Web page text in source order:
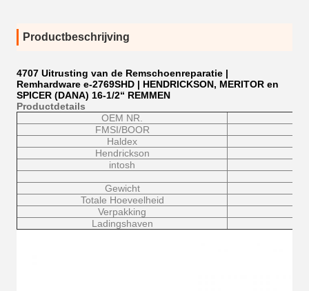
Productbeschrijving
4707 Uitrusting van de Remschoenreparatie |
Remhardware e-2769SHD | HENDRICKSON, MERITOR en
SPICER (DANA) 16-1/2“ REMMEN
Productdetails
OEM NR.
FMSI/BOOR
Haldex
Hendrickson
intosh
Gewicht
Totale Hoeveelheid
Verpakking
Ladingshaven